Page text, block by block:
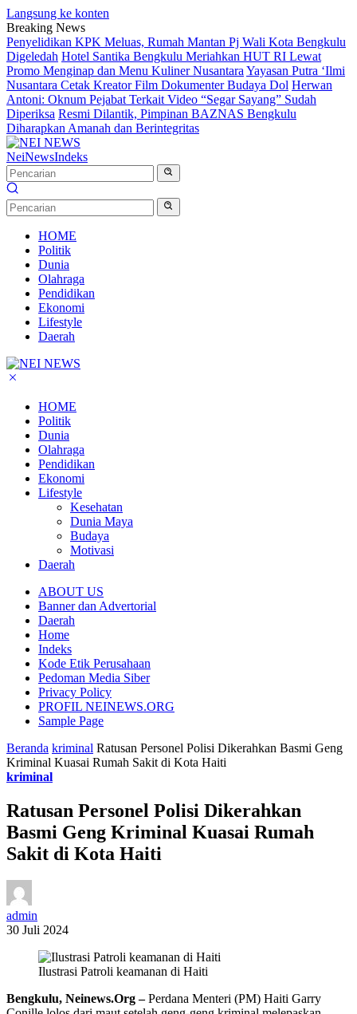
Langsung ke konten
Breaking News
Penyelidikan KPK Meluas, Rumah Mantan Pj Wali Kota Bengkulu
Digeledah Hotel Santika Bengkulu Meriahkan HUT RI Lewat
Promo Menginap dan Menu Kuliner Nusantara Yayasan Putra ‘Ilmi
Nusantara Cetak Kreator Film Dokumenter Budaya Dol Herwan
Antoni: Oknum Pejabat Terkait Video “Segar Sayang” Sudah
Diperiksa Resmi Dilantik, Pimpinan BAZNAS Bengkulu
Diharapkan Amanah dan Berintegritas
NeiNewsIndeks
HOME
Politik
Dunia
Olahraga
Pendidikan
Ekonomi
Lifestyle
Daerah
HOME
Politik
Dunia
Olahraga
Pendidikan
Ekonomi
Lifestyle
Kesehatan
Dunia Maya
Budaya
Motivasi
Daerah
ABOUT US
Banner dan Advertorial
Daerah
Home
Indeks
Kode Etik Perusahaan
Pedoman Media Siber
Privacy Policy
PROFIL NEINEWS.ORG
Sample Page
Beranda kriminal Ratusan Personel Polisi Dikerahkan Basmi Geng
Kriminal Kuasai Rumah Sakit di Kota Haiti
kriminal
Ratusan Personel Polisi Dikerahkan
Basmi Geng Kriminal Kuasai Rumah
Sakit di Kota Haiti
admin
30 Juli 2024
Ilustrasi Patroli keamanan di Haiti
Bengkulu, Neinews.Org –Perdana Menteri (PM) Haiti Garry